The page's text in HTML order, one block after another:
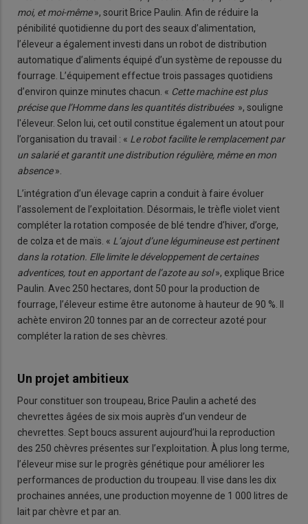
moi, et moi-même», sourit Brice Paulin. Afin de réduire la
pénibilité quotidienne du port des seaux d’alimentation,
l’éleveur a également investi dans un robot de distribution
automatique d’aliments équipé d’un système de repousse du
fourrage. L’équipement effectue trois passages quotidiens
d’environ quinze minutes chacun. « Cette machine est plus
précise que l’Homme dans les quantités distribuées », souligne
l'éleveur. Selon lui, cet outil constitue également un atout pour
l’organisation du travail : « Le robot facilite le remplacement par
un salarié et garantit une distribution régulière, même en mon
absence».
L’intégration d’un élevage caprin a conduit à faire évoluer
l’assolement de l’exploitation. Désormais, le trèfle violet vient
compléter la rotation composée de blé tendre d’hiver, d’orge,
de colza et de maïs. « L’ajout d’une légumineuse est pertinent
dans la rotation. Elle limite le développement de certaines
adventices, tout en apportant de l’azote au sol», explique Brice
Paulin. Avec 250 hectares, dont 50 pour la production de
fourrage, l’éleveur estime être autonome à hauteur de 90 %. Il
achète environ 20 tonnes par an de correcteur azoté pour
compléter la ration de ses chèvres.
Un projet ambitieux
Pour constituer son troupeau, Brice Paulin a acheté des
chevrettes âgées de six mois auprès d’un vendeur de
chevrettes. Sept boucs assurent aujourd’hui la reproduction
des 250 chèvres présentes sur l’exploitation. À plus long terme,
l’éleveur mise sur le progrès génétique pour améliorer les
performances de production du troupeau. Il vise dans les dix
prochaines années, une production moyenne de 1 000 litres de
lait par chèvre et par an.